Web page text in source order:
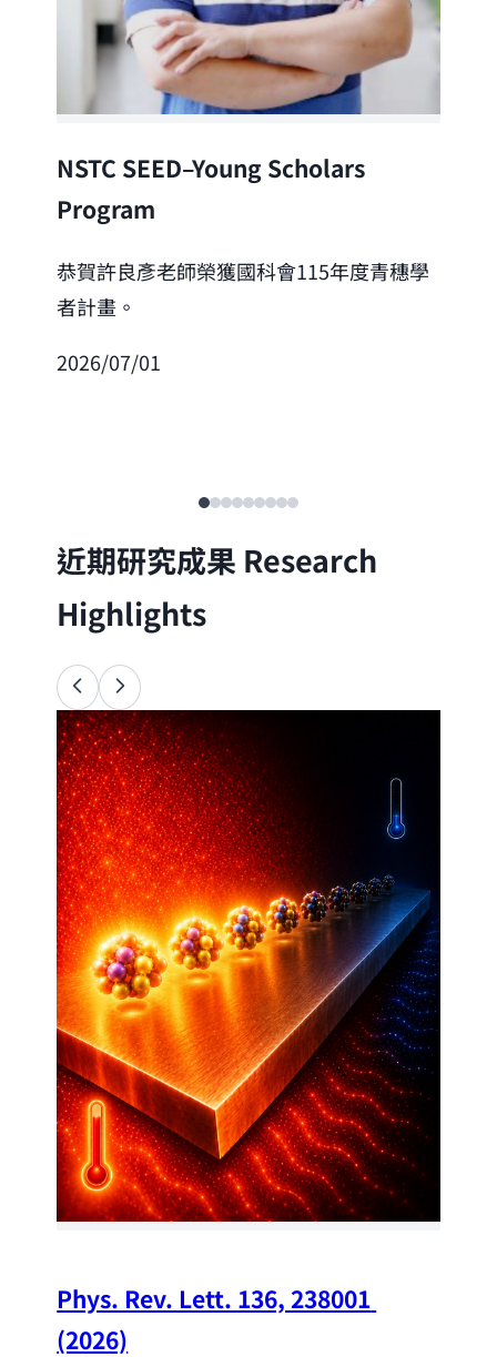
NSTC SEED–Young Scholars
Program
恭賀許良彥老師榮獲國科會115年度青穗學
者計畫。
2026/07/01
近期研究成果 Research
Highlights
Phys. Rev. Lett. 136, 238001
(2026)